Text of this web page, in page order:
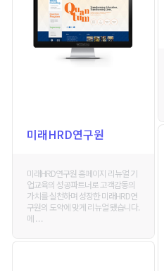
미래HRD연구원
미래HRD연구원 홈페이지 리뉴얼 기
업교육의 성공파트너로 고객감동의
가치를 실천하며 성장한 미래HRD연
구원의 도약에 맞게 리뉴얼 됐습니다.
메 . . .